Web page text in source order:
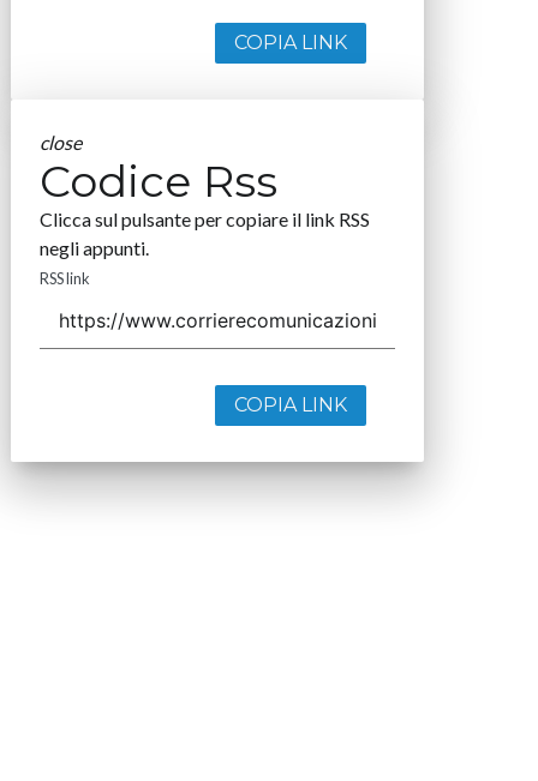
COPIA LINK
close
Codice Rss
Clicca sul pulsante per copiare il link RSS
negli appunti.
RSS link
COPIA LINK